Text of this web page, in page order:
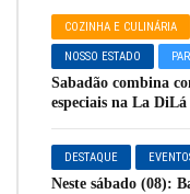
COZINHA E CULINÁRIA
NOSSO ESTADO
Sabadão combina
especiais na La
DESTAQUE
Neste sábado (08):